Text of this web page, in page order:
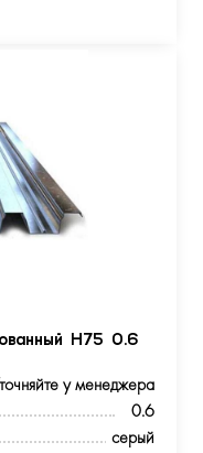
Н75 0.6
у менеджера
0.6
серый